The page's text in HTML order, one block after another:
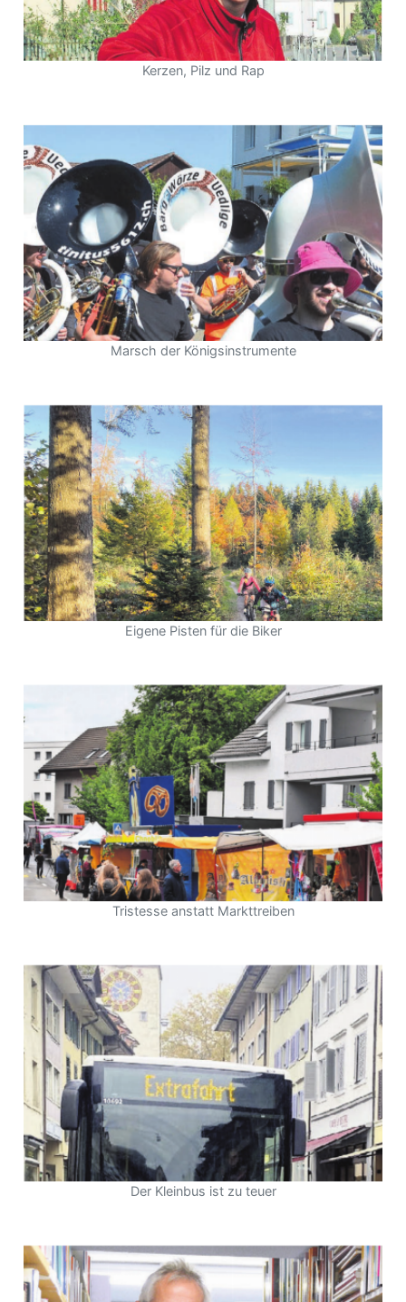
Kerzen, Pilz und Rap
Marsch der Königsinstrumente
Eigene Pisten für die Biker
Tristesse anstatt Markttreiben
Der Kleinbus ist zu teuer